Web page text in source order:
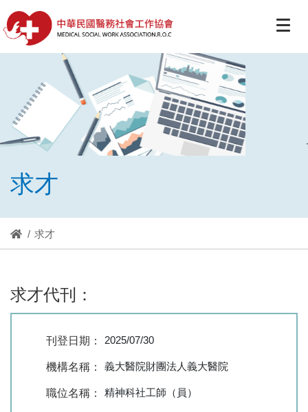
求才
求才
求才代刊：
刊登日期： 2025/07/30
機構名稱： 義大醫院財團法人義大醫院
職位名稱： 精神科社工師（員）